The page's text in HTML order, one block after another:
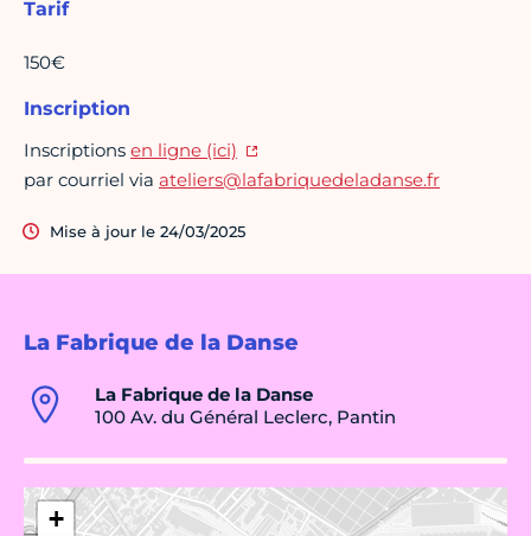
La Fabrique de la Danse
La Fabrique de la Danse
100 Av. du Général Leclerc, Pantin
+
Tarif
150€
Inscription
Inscriptions en ligne (ici)
par courriel via ateliers@lafabriquedeladanse.fr
Mise à jour le 24/03/2025